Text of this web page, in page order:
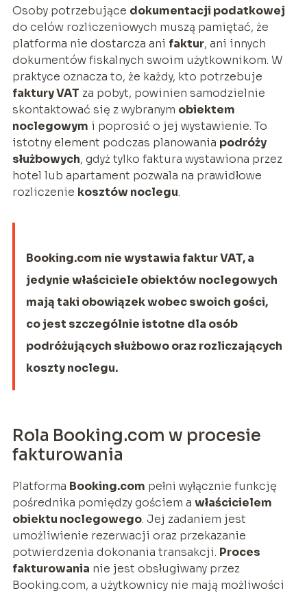
Osoby potrzebujące dokumentacji podatkowej
do celów rozliczeniowych muszą pamiętać, że
platforma nie dostarcza ani faktur, ani innych
dokumentów fiskalnych swoim użytkownikom. W
praktyce oznacza to, że każdy, kto potrzebuje
faktury VAT za pobyt, powinien samodzielnie
skontaktować się z wybranym obiektem
noclegowym i poprosić o jej wystawienie. To
istotny element podczas planowania podróży
służbowych, gdyż tylko faktura wystawiona przez
hotel lub apartament pozwala na prawidłowe
rozliczenie kosztów noclegu.
Booking.com nie wystawia faktur VAT, a
jedynie właściciele obiektów noclegowych
mają taki obowiązek wobec swoich gości,
co jest szczególnie istotne dla osób
podróżujących służbowo oraz rozliczających
koszty noclegu.
Rola Booking.com w procesie
fakturowania
Platforma Booking.com pełni wyłącznie funkcję
pośrednika pomiędzy gościem a właścicielem
obiektu noclegowego. Jej zadaniem jest
umożliwienie rezerwacji oraz przekazanie
potwierdzenia dokonania transakcji. Proces
fakturowania nie jest obsługiwany przez
Booking.com, a użytkownicy nie mają możliwości